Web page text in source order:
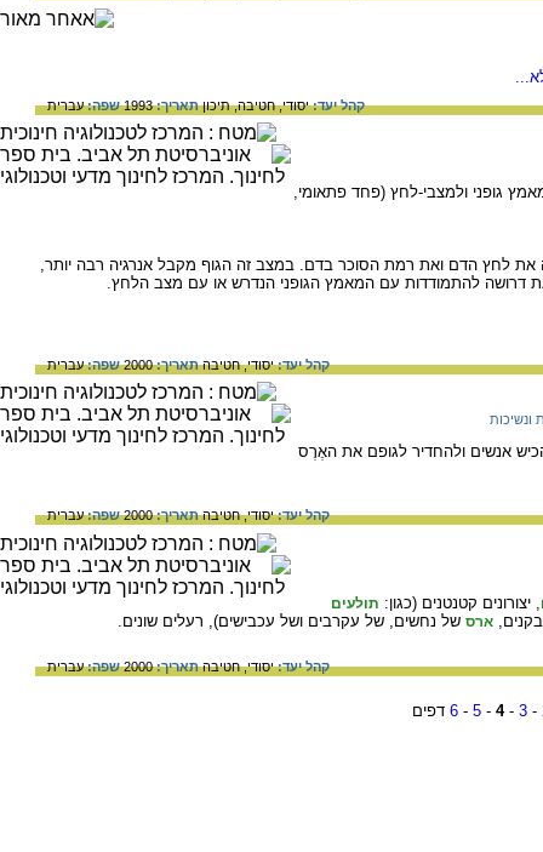
קהל יעד:יסודי,חטיבה,תיכוןתאריך:1993 שפה:עברית
גופני ולמצבי-לחץ (פחד פתאומי,
לחץ הדם ואת רמת הסוכר בדם. במצב זה הגוף מקבל אנרגיה רבה יותר,
דרושה להתמודדות עם המאמץ הגופני הנדרש או עם מצב הלחץ.
קהל יעד:יסודי,חטיבהתאריך:2000 שפה:עברית
ונשיכות
אנשים ולהחדיר לגופם את האֶרֶס
קהל יעד:יסודי,חטיבהתאריך:2000 שפה:עברית
, יצורונים קטנטנים (כגון: תולעים
ארס של נחשים, של עקרבים ושל עכבישים), רעלים שונים.
קהל יעד:יסודי,חטיבהתאריך:2000 שפה:עברית
-
3
-
4
-
5
-
6 דפים